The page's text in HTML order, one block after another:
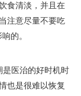
食清淡，并且在
注意尽量不要吃
的。
是医治的好时机时
也是很难以恢复